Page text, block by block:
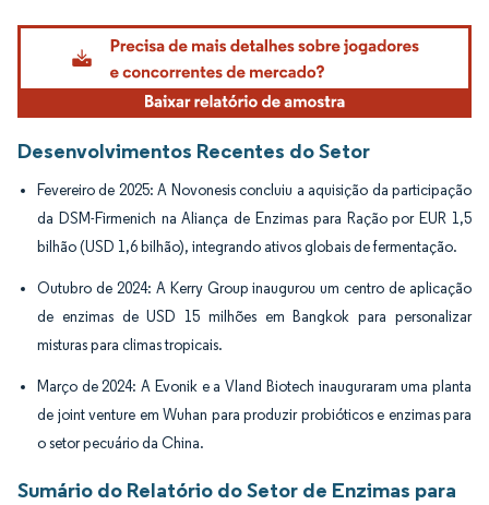
Imagem © Mordor Intelligence. O reuso requer atribuição conforme CC BY 4.0.
Desenvolvimentos Recentes do Setor
Fevereiro de 2025: A Novonesis concluiu a aquisição da participação
da DSM-Firmenich na Aliança de Enzimas para Ração por EUR 1,5
bilhão (USD 1,6 bilhão), integrando ativos globais de fermentação.
Outubro de 2024: A Kerry Group inaugurou um centro de aplicação
de enzimas de USD 15 milhões em Bangkok para personalizar
misturas para climas tropicais.
Março de 2024: A Evonik e a Vland Biotech inauguraram uma planta
de joint venture em Wuhan para produzir probióticos e enzimas para
o setor pecuário da China.
Sumário do Relatório do Setor de Enzimas para